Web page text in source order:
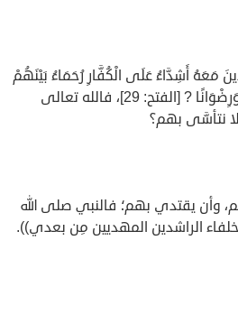
مَعَهُ أَشِدَّاءُ عَلَى الْكُفَّارِ رُحَمَاءُ بَيْنَهُمْ
تَرَاهُمْ رُكَّعًا سُجَّدًا يَبْتَغُونَ فَضْلًا مِنَ اللَّهِ وَرِضْوَانًا ? [الفتح: 29]، فالله تعالى
نتأسَّى بهم؟
وأن يقتدي بهم؛ فالنبي صلى الله
الراشدين المهديين مِن بعدي)).